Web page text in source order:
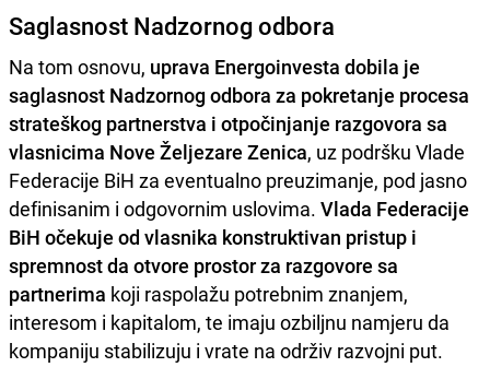
Saglasnost Nadzornog odbora
Na tom osnovu, uprava Energoinvesta dobila je
saglasnost Nadzornog odbora za pokretanje procesa
strateškog partnerstva i otpočinjanje razgovora sa
vlasnicima Nove Željezare Zenica, uz podršku Vlade
Federacije BiH za eventualno preuzimanje, pod jasno
definisanim i odgovornim uslovima. Vlada Federacije
BiH očekuje od vlasnika konstruktivan pristup i
spremnost da otvore prostor za razgovore sa
partnerima koji raspolažu potrebnim znanjem,
interesom i kapitalom, te imaju ozbiljnu namjeru da
kompaniju stabilizuju i vrate na održiv razvojni put.